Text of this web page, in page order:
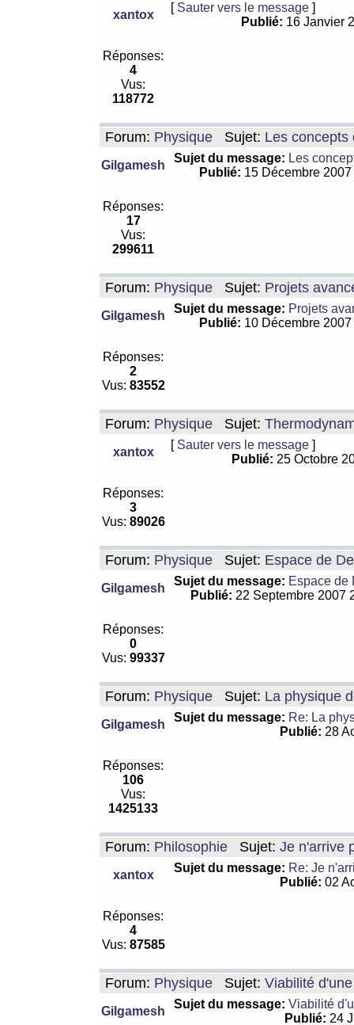
xantox
[ Sauter vers le message ]
Publié: 16 Janvier
Réponses:
4
Vus:
118772
Forum: Physique Sujet: Les concepts
Gilgamesh
Sujet du message: Les
Publié: 15 Décembre
Réponses:
17
Vus:
299611
Forum: Physique Sujet: Projets
Gilgamesh
Sujet du message: Projets
Publié: 10 Décembre
Réponses:
2
Vus: 83552
Forum: Physique Sujet:
xantox
[ Sauter vers le message ]
Publié: 25 Octobre
Réponses:
3
Vus: 89026
Forum: Physique Sujet: Espace de
Gilgamesh
Sujet du message: Espace de
Publié: 22 Septembre 2007
Réponses:
0
Vus: 99337
Forum: Physique Sujet: La physique
Gilgamesh
Sujet du message: Re: La
Publié: 28
Réponses:
106
Vus:
1425133
Forum: Philosophie Sujet: Je n'arrive
xantox
Sujet du message: Re: Je
Publié: 02
Réponses:
4
Vus: 87585
Forum: Physique Sujet: Viabilité
Gilgamesh
Sujet du message: Viabilité
Publié: 24